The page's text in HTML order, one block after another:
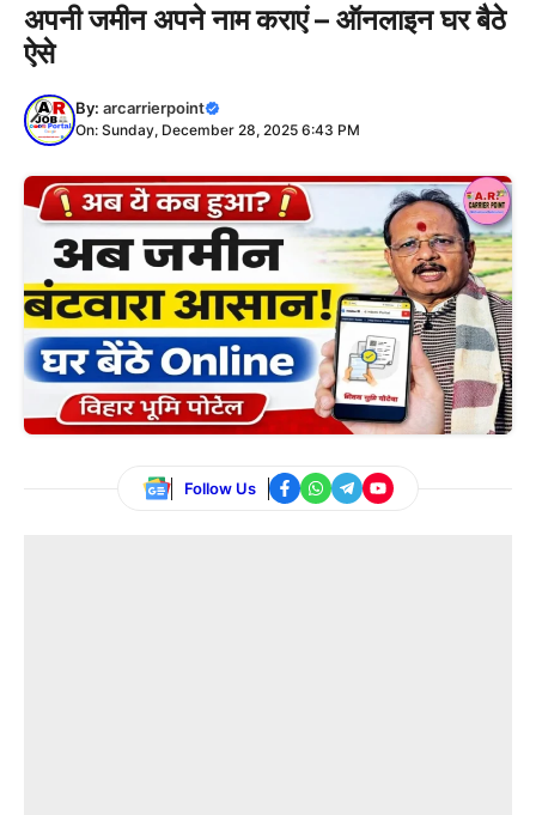
अपनी जमीन अपने नाम कराएं – ऑनलाइन घर बैठे
ऐसे
By: arcarrierpoint
On: Sunday, December 28, 2025 6:43 PM
Follow Us